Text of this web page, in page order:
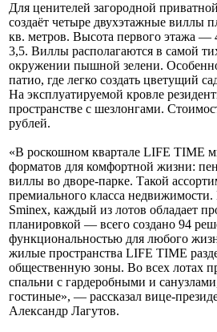
Для ценителей загородной
создаёт четыре двухэтажные виллы
кв. метров. Высота первого этажа —
3,5. Виллы располагаются в самой
окружении пышной зелени.
патио, где легко создать цветущий
На эксплуатируемой кровле
пространстве с шезлонгами.
рублей.
«В роскошном квартале LIFE TIME
форматов для комфортной жизни:
виллы во дворе-парке. Такой
премиального класса
Sminex, каждый из лотов обладает
планировкой — всего создано 94
функциональностью для любого
жилые пространства LIFE TIME
общественную зоны. Во всех лотах
спальни с гардеробными и
гостиные», — рассказал вице-
Александр Лагутов.